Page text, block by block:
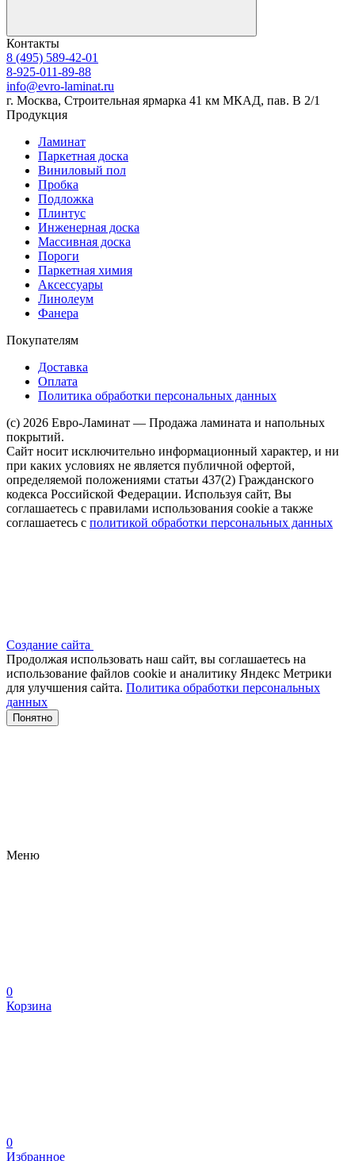
Контакты
8 (495) 589-42-01
8-925-011-89-88
info@evro-laminat.ru
г. Москва, Строительная ярмарка 41 км МКАД, пав. В 2/1
Продукция
Ламинат
Паркетная доска
Виниловый пол
Пробка
Подложка
Плинтус
Инженерная доска
Массивная доска
Пороги
Паркетная химия
Аксессуары
Линолеум
Фанера
Покупателям
Доставка
Оплата
Политика обработки персональных данных
(c) 2026 Евро-Ламинат — Продажа ламината и напольных
покрытий.
Сайт носит исключительно информационный характер, и ни
при каких условиях не является публичной офертой,
определяемой положениями статьи 437(2) Гражданского
кодекса Российской Федерации. Используя сайт, Вы
соглашаетесь с правилами использования cookie а также
соглашаетесь с политикой обработки персональных данных
Создание сайта
Продолжая использовать наш сайт, вы соглашаетесь на
использование файлов сооkіе и аналитику Яндекс Метрики
для улучшения сайта. Политика обработки персональных
данных
Понятно
Меню
0
Корзина
0
Избранное